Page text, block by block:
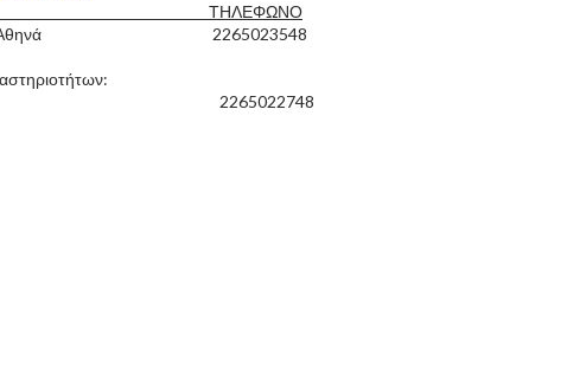
ΤΗΛΕΦΩΝΟ
Αθηνά 2265023548
2265022748